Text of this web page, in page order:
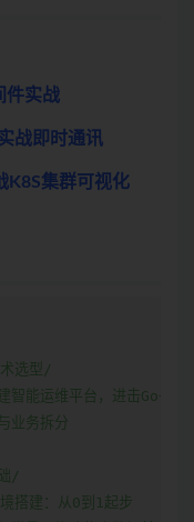
件实战
战即时通讯
K8S集群可视化
选型/
能运维平台，进击Go+AI
务拆分
/
建：从0到1起步